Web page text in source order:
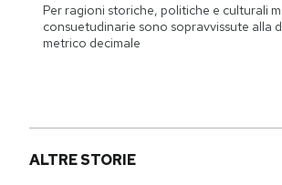
Per ragioni storiche, politiche e culturali
consuetudinarie sono sopravvissute alla
metrico decimale
ALTRE STORIE